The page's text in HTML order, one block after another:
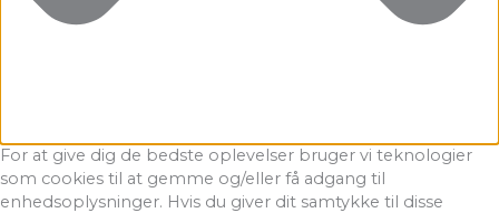
For at give dig de bedste oplevelser bruger vi teknologier
som cookies til at gemme og/eller få adgang til
enhedsoplysninger. Hvis du giver dit samtykke til disse